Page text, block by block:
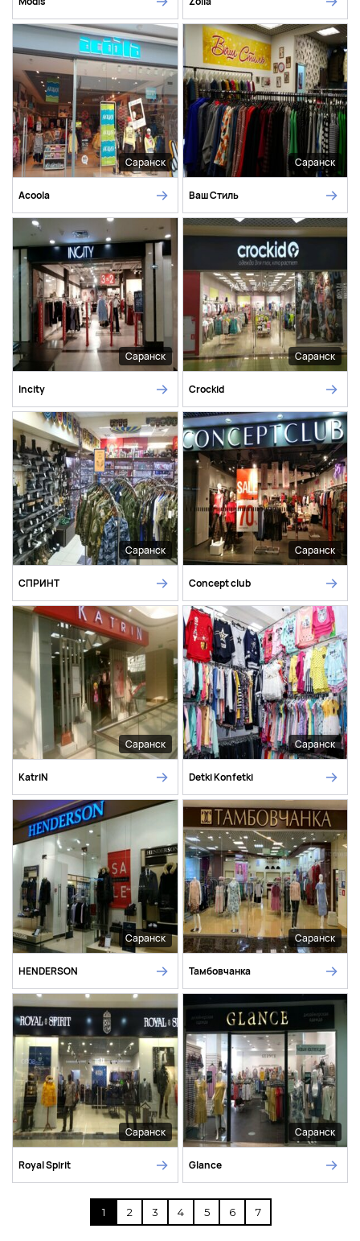
Саранск
Acoola
Саранск
Ваш Стиль
Саранск
Incity
Саранск
Crockid
Саранск
СПРИНТ
Саранск
Concept club
Саранск
KatriN
Саранск
Detki Konfetki
Саранск
HENDERSON
Саранск
Тамбовчанка
Саранск
Royal Spirit
Саранск
Glance
1 2 3 4 5 6 7